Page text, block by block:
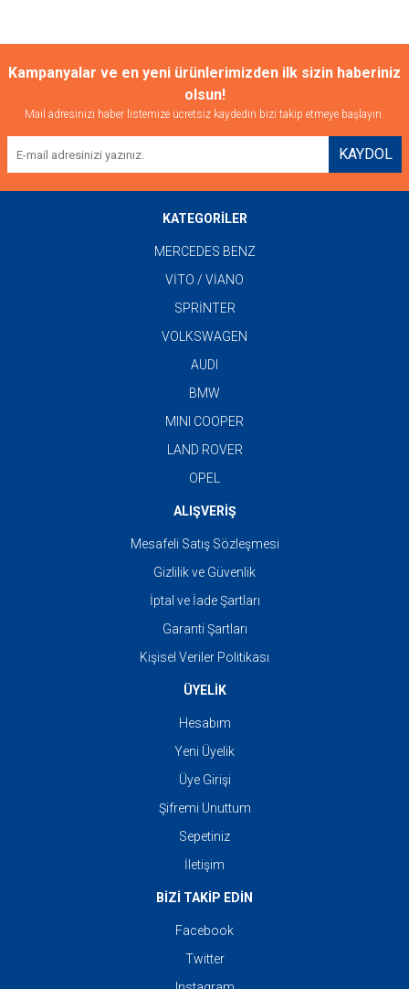
Kampanyalar ve en yeni ürünlerimizden ilk sizin haberiniz
olsun!
Mail adresinizi haber listemize ücretsiz kaydedin bizi takip etmeye başlayın.
KAYDOL
KATEGORİLER
MERCEDES BENZ
VİTO / VİANO
SPRİNTER
VOLKSWAGEN
AUDI
BMW
MINI COOPER
LAND ROVER
OPEL
ALIŞVERİŞ
Mesafeli Satış Sözleşmesi
Gizlilik ve Güvenlik
İptal ve İade Şartları
Garanti Şartları
Kişisel Veriler Politikası
ÜYELİK
Hesabım
Yeni Üyelik
Üye Girişi
Şifremi Unuttum
Sepetiniz
İletişim
BİZİ TAKİP EDİN
Facebook
Twitter